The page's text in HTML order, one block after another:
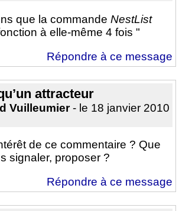
que la commande NestList
à elle-même 4 fois "
Répondre à ce message
attracteur
Vuilleumier- le 18 janvier 2010
de ce commentaire ? Que
signaler, proposer ?
Répondre à ce message